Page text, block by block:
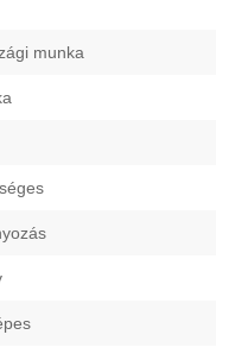
munka